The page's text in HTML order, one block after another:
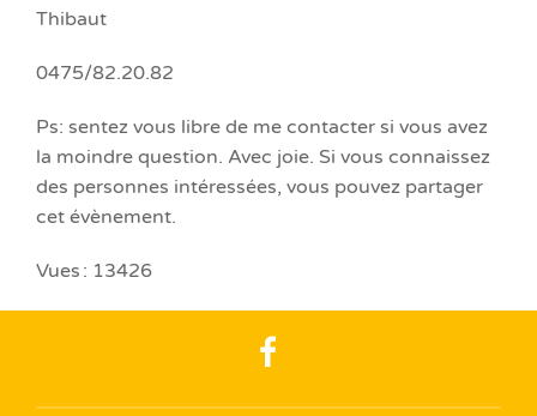
Thibaut
0475/82.20.82
Ps: sentez vous libre de me contacter si vous avez
la moindre question. Avec joie. Si vous connaissez
des personnes intéressées, vous pouvez partager
cet évènement.
Vues : 13426